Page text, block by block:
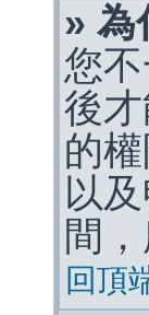
» 為
您
後
的
以
間
回頂